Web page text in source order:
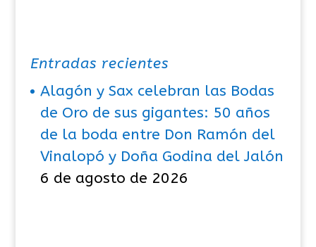
Entradas recientes
Alagón y Sax celebran las Bodas
de Oro de sus gigantes: 50 años
de la boda entre Don Ramón del
Vinalopó y Doña Godina del Jalón
6 de agosto de 2026